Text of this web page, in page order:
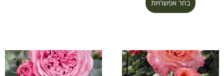
בחר אפשרויות